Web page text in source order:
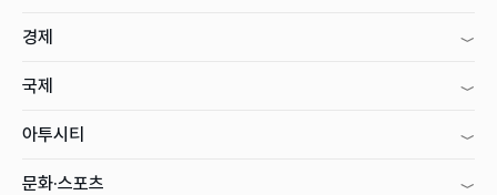
경제
국제
아투시티
문화·스포츠